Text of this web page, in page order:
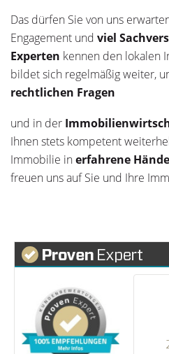
Das dürfen Sie von uns
Engagement und viel
Experten kennen den lokalen
bildet sich regelmäßig weiter,
rechtlichen Fragen
und in der
Ihnen stets kompetent
Immobilie inerfahrene Hände
freuen uns auf Sie und Ihre